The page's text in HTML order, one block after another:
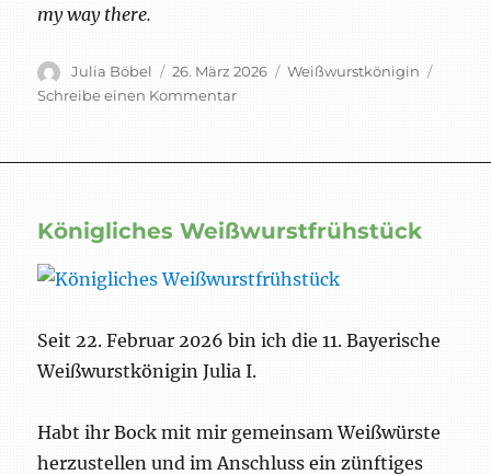
my way there.
Autor
Julia Böbel
Veröffentlicht
am
26. März 2026 Schlagwörter
Weißwurstkönigin
Schreibe einen Kommentarzu
für
Königliches Weißwurstfrühstück
Seit 22. Februar 2026 bin ich die 11. Bayerische
Weißwurstkönigin Julia I.
Habt ihr Bock mit mir gemeinsam Weißwürste
herzustellen und im Anschluss ein zünftiges